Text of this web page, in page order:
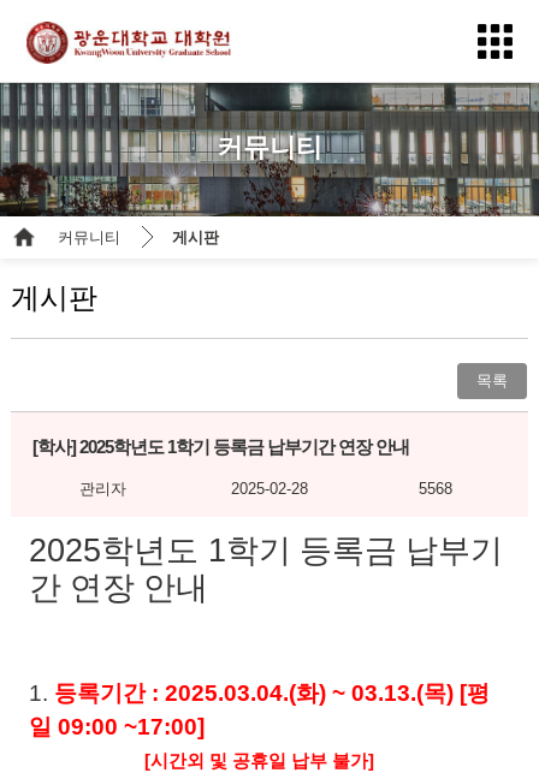
커뮤니티
커뮤니티 게시판
게시판
목록
[학사]2025학년도 1학기 등록금 납부기간 연장 안내
관리자 2025-02-28 5568
2025학년도 1학기 등록금 납부기
간 연장 안내
1. 등록기간 : 2025.03.04.(화) ~ 03.13.(목) [평
일 09:00 ~17:00]
[시간외 및 공휴일 납부 불가]